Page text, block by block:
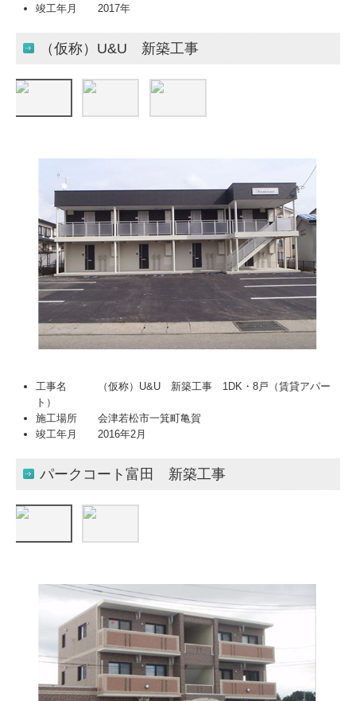
竣工年月 2017年
（仮称）U&U 新築工事
工事名 （仮称）U&U 新築工事 1DK・8戸（賃貸アパー
ト）
施工場所 会津若松市一箕町亀賀
竣工年月 2016年2月
パークコート富田 新築工事